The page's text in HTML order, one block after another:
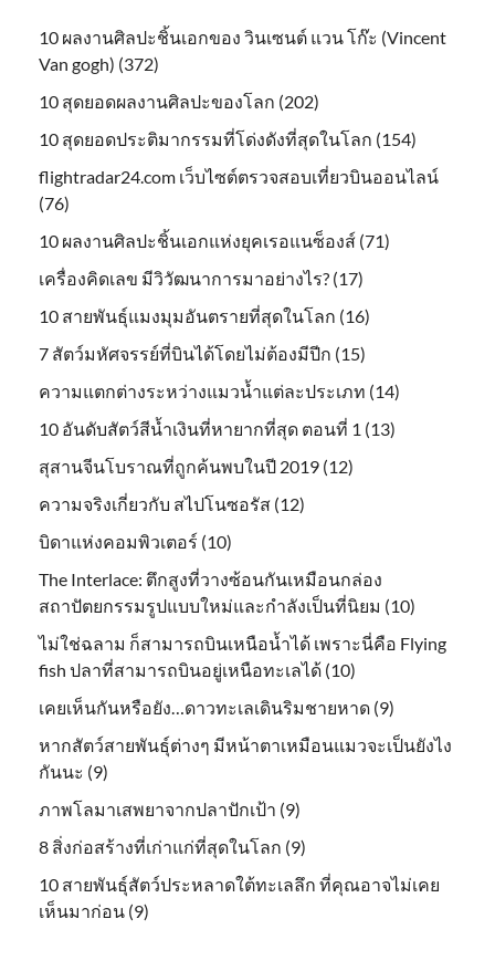
10 ผลงานศิลปะชิ้นเอกของ วินเซนต์ แวน โก๊ะ (Vincent
Van gogh) (372)
10 สุดยอดผลงานศิลปะของโลก (202)
10 สุดยอดประติมากรรมที่โด่งดังที่สุดในโลก (154)
flightradar24.com เว็บไซต์ตรวจสอบเที่ยวบินออนไลน์
(76)
10 ผลงานศิลปะชิ้นเอกแห่งยุคเรอแนซ็องส์ (71)
เครื่องคิดเลข มีวิวัฒนาการมาอย่างไร? (17)
10 สายพันธุ์แมงมุมอันตรายที่สุดในโลก (16)
7 สัตว์มหัศจรรย์ที่บินได้โดยไม่ต้องมีปีก (15)
ความแตกต่างระหว่างแมวน้ำแต่ละประเภท (14)
10 อันดับสัตว์สีน้ำเงินที่หายากที่สุด ตอนที่ 1 (13)
สุสานจีนโบราณที่ถูกค้นพบในปี 2019 (12)
ความจริงเกี่ยวกับ สไปโนซอรัส (12)
บิดาแห่งคอมพิวเตอร์ (10)
The Interlace: ตึกสูงที่วางซ้อนกันเหมือนกล่อง
สถาปัตยกรรมรูปแบบใหม่และกำลังเป็นที่นิยม (10)
ไม่ใช่ฉลาม ก็สามารถบินเหนือน้ำได้ เพราะนี่คือ Flying
fish ปลาที่สามารถบินอยู่เหนือทะเลได้ (10)
เคยเห็นกันหรือยัง…ดาวทะเลเดินริมชายหาด (9)
หากสัตว์สายพันธุ์ต่างๆ มีหน้าตาเหมือนแมวจะเป็นยังไง
กันนะ (9)
ภาพโลมาเสพยาจากปลาปักเป้า (9)
8 สิ่งก่อสร้างที่เก่าแก่ที่สุดในโลก (9)
10 สายพันธุ์สัตว์ประหลาดใต้ทะเลลึก ที่คุณอาจไม่เคย
เห็นมาก่อน (9)